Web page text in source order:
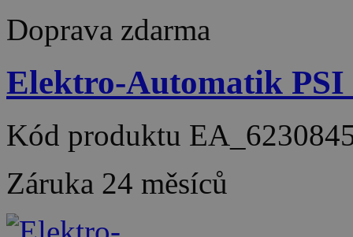
Doprava zdarma
Elektro-Automatik PSI
Kód produktu
Záruka 24 měsíců